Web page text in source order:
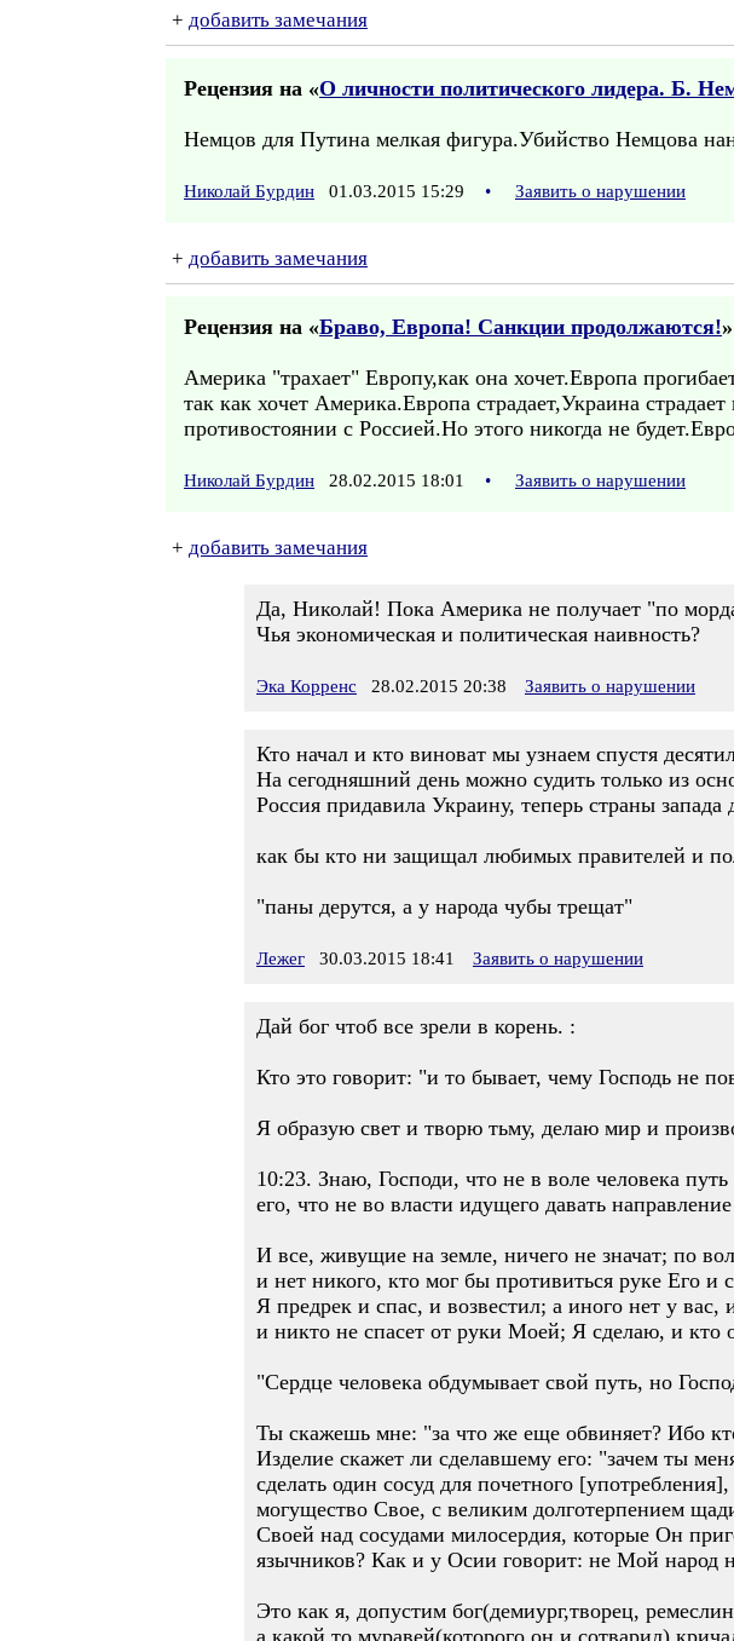
+ добавить замечания
Рецензия на «О личности политического лидера. Б.
Немцов для Путина мелкая фигура.Убийство Немцова
Николай Бурдин 01.03.2015 15:29 • Заявить о нарушении
+ добавить замечания
Рецензия на «Браво, Европа! Санкции продолжаются!
Америка "трахает" Европу,как она хочет.Европа
так как хочет Америка.Европа страдает,Украина
противостоянии с Россией.Но этого никогда не
Николай Бурдин 28.02.2015 18:01 • Заявить о нарушении
+ добавить замечания
Да, Николай! Пока Америка не получает "по
Чья экономическая и политическая наивность?
Эка Корренс 28.02.2015 20:38 Заявить о нарушении
Кто начал и кто виноват мы узнаем спустя
На сегодняшний день можно судить только из
Россия придавила Украину, теперь страны запада
как бы кто ни защищал любимых правителей и
"паны дерутся, а у народа чубы трещат"
Лежег 30.03.2015 18:41 Заявить о нарушении
Дай бог чтоб все зрели в корень. :
Кто это говорит: "и то бывает, чему Господь не
Я образую свет и творю тьму, делаю мир и
10:23. Знаю, Господи, что не в воле человека путь
его, что не во власти идущего давать
И все, живущие на земле, ничего не значат; по
и нет никого, кто мог бы противиться руке Его
Я предрек и спас, и возвестил; а иного нет у
и никто не спасет от руки Моей; Я сделаю, и кто
"Сердце человека обдумывает свой путь, но
Ты скажешь мне: "за что же еще обвиняет? Ибо
Изделие скажет ли сделавшему его: "зачем ты
сделать один сосуд для почетного
могущество Свое, с великим долготерпением
Своей над сосудами милосердия, которые Он
язычников? Как и у Осии говорит: не Мой
Это как я, допустим бог(демиург,творец,
а какой то муравей(которого он и сотварил)